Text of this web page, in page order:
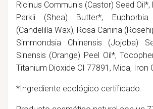
Ricinus Communis (Castor) Seed
Parkii (Shea) Butter*,
(Candelilla Wax), Rosa Canina
Simmondsia Chinensis (Jojoba)
Sinensis (Orange) Peel Oil*,
Titanium Dioxide CI 77891, Mica, Iron
*Ingrediente ecológico certificado.